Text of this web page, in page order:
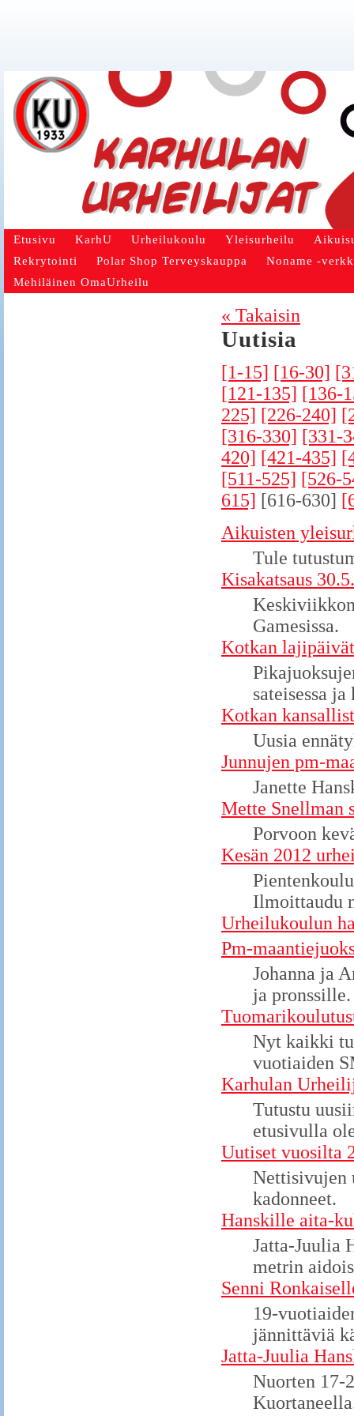
Etusivu KarhU Urheilukoulu Yleisurheilu
Rekrytointi
Polar Shop Terveyskauppa
Noname -
Mehiläinen OmaUrheilu
« Takaisin
Uutisia
[1-15] [16-30]
[121-135] [136-
225] [226-240]
[316-330] [331-
420] [421-435]
[511-525] [526-
615] [616-630]
Aikuisten
Tule
Kisakatsaus 30.5.
Gamesissa.
Kotkan
sateisessa ja
Kotkan
Uusia
Junnujen pm-
Janette
Mette Snellman
Porvoon
Kesän 2012
Ilmoittaudu
Urheilukoulun
Pm-
Johanna ja
ja pronssille.
Nyt kaikki
vuotiaiden
Karhulan
Tutustu
etusivulla
Uutiset vuosilta
Nettisivujen
kadonneet.
Hanskille aita-
Jatta-Juulia
metrin
Senni
19-
jännittäviä
Jatta-Juulia
Nuorten